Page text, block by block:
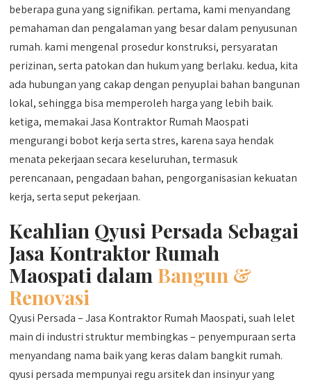
beberapa guna yang signifikan. pertama, kami menyandang
pemahaman dan pengalaman yang besar dalam penyusunan
rumah. kami mengenal prosedur konstruksi, persyaratan
perizinan, serta patokan dan hukum yang berlaku. kedua, kita
ada hubungan yang cakap dengan penyuplai bahan bangunan
lokal, sehingga bisa memperoleh harga yang lebih baik.
ketiga, memakai Jasa Kontraktor Rumah Maospati
mengurangi bobot kerja serta stres, karena saya hendak
menata pekerjaan secara keseluruhan, termasuk
perencanaan, pengadaan bahan, pengorganisasian kekuatan
kerja, serta seput pekerjaan.
Keahlian Qyusi Persada Sebagai
Jasa Kontraktor Rumah
Maospati dalam Bangun &
Renovasi
Qyusi Persada – Jasa Kontraktor Rumah Maospati, suah lelet
main di industri struktur membingkas – penyempuraan serta
menyandang nama baik yang keras dalam bangkit rumah.
qyusi persada mempunyai regu arsitek dan insinyur yang